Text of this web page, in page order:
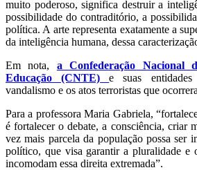
muito poderoso, significa destruir a
possibilidade do contraditório, a
política. A arte representa exatamente a
da inteligência humana, dessa
Em nota, a Confederação Nacional
Educação (CNTE)
e suas
vandalismo e os atos terroristas que
Para a professora Maria Gabriela,
é fortalecer o debate, a consciência, criar
vez mais parcela da população possa ser
político, que visa garantir a pluralidade e
incomodam essa direita extremada”.